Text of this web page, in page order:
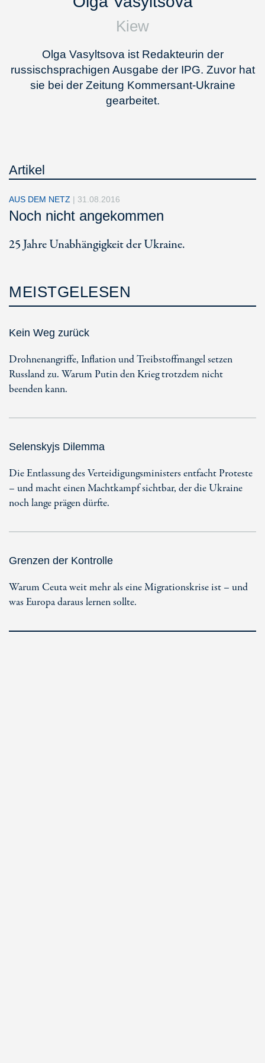
Kiew
Olga Vasyltsova ist Redakteurin der
russischsprachigen Ausgabe der IPG. Zuvor hat
sie bei der Zeitung Kommersant-Ukraine
gearbeitet.
Artikel
AUS DEM NETZ | 31.08.2016
Noch nicht angekommen
25 Jahre Unabhängigkeit der Ukraine.
MEISTGELESEN
Kein Weg zurück
Drohnenangriffe, Inflation und Treibstoffmangel setzen
Russland zu. Warum Putin den Krieg trotzdem nicht
beenden kann.
Selenskyjs Dilemma
Die Entlassung des Verteidigungsministers entfacht Proteste
– und macht einen Machtkampf sichtbar, der die Ukraine
noch lange prägen dürfte.
Grenzen der Kontrolle
Warum Ceuta weit mehr als eine Migrationskrise ist – und
was Europa daraus lernen sollte.